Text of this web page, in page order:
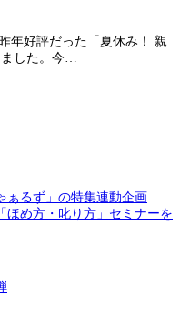
年好評だった「夏休み！ 親
ました。今…
ぁるず」の特集連動企画
ほめ方・叱り方」セミナーを